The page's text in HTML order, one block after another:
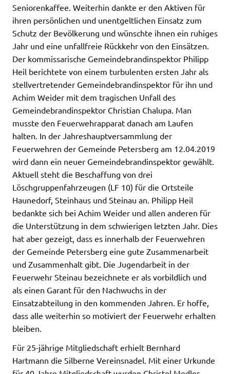
Seniorenkaffee. Weiterhin dankte er den Aktiven für
ihren persönlichen und unentgeltlichen Einsatz zum
Schutz der Bevölkerung und wünschte ihnen ein ruhiges
Jahr und eine unfallfreie Rückkehr von den Einsätzen.
Der kommissarische Gemeindebrandinspektor Philipp
Heil berichtete von einem turbulenten ersten Jahr als
stellvertretender Gemeindebrandinspektor für ihn und
Achim Weider mit dem tragischen Unfall des
Gemeindebrandinspektor Christian Chalupa. Man
musste den Feuerwehrapparat danach am Laufen
halten. In der Jahreshauptversammlung der
Feuerwehren der Gemeinde Petersberg am 12.04.2019
wird dann ein neuer Gemeindebrandinspektor gewählt.
Aktuell steht die Beschaffung von drei
Löschgruppenfahrzeugen (LF 10) für die Ortsteile
Haunedorf, Steinhaus und Steinau an. Philipp Heil
bedankte sich bei Achim Weider und allen anderen für
die Unterstützung in dem schwierigen letzten Jahr. Dies
hat aber gezeigt, dass es innerhalb der Feuerwehren
der Gemeinde Petersberg eine gute Zusammenarbeit
und Zusammenhalt gibt. Die Jugendarbeit in der
Feuerwehr Steinau bezeichnete er als vorbildlich und
als einen Garant für den Nachwuchs in der
Einsatzabteilung in den kommenden Jahren. Er hoffe,
dass alle weiterhin so motiviert der Feuerwehr erhalten
bleiben.
Für 25-jährige Mitgliedschaft erhielt Bernhard
Hartmann die Silberne Vereinsnadel. Mit einer Urkunde